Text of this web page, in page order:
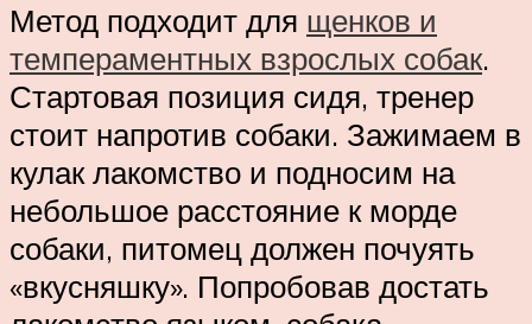
Метод подходит для щенков и
темпераментных взрослых собак.
Стартовая позиция сидя, тренер
стоит напротив собаки. Зажимаем в
кулак лакомство и подносим на
небольшое расстояние к морде
собаки, питомец должен почуять
«вкусняшку». Попробовав достать